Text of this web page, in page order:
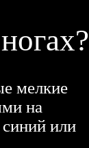
мелкие
на
или